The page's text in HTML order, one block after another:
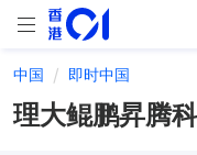
中国 即时中国
理大鲲鹏昇腾